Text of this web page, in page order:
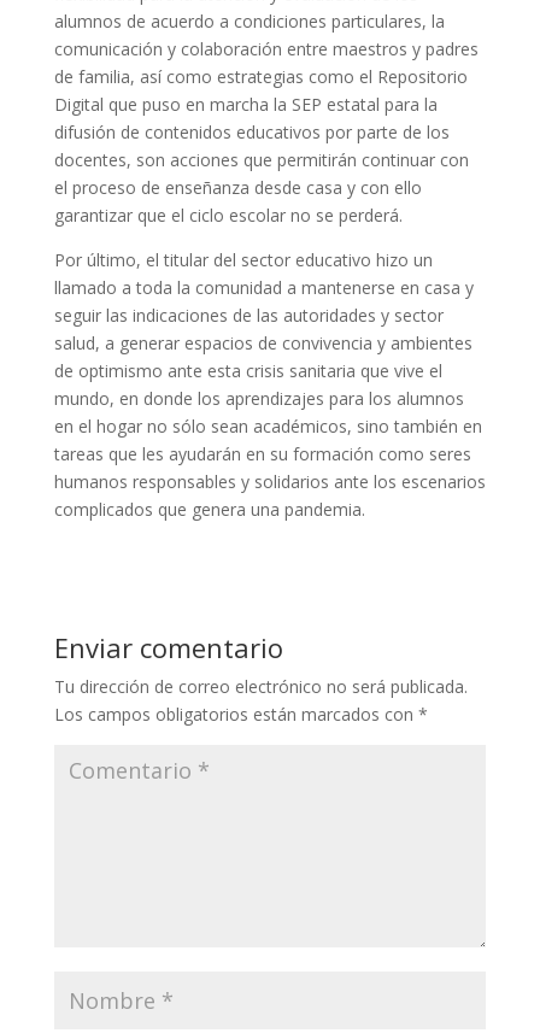
alumnos de acuerdo a condiciones particulares, la
comunicación y colaboración entre maestros y padres
de familia, así como estrategias como el Repositorio
Digital que puso en marcha la SEP estatal para la
difusión de contenidos educativos por parte de los
docentes, son acciones que permitirán continuar con
el proceso de enseñanza desde casa y con ello
garantizar que el ciclo escolar no se perderá.
Por último, el titular del sector educativo hizo un
llamado a toda la comunidad a mantenerse en casa y
seguir las indicaciones de las autoridades y sector
salud, a generar espacios de convivencia y ambientes
de optimismo ante esta crisis sanitaria que vive el
mundo, en donde los aprendizajes para los alumnos
en el hogar no sólo sean académicos, sino también en
tareas que les ayudarán en su formación como seres
humanos responsables y solidarios ante los escenarios
complicados que genera una pandemia.
Enviar comentario
Tu dirección de correo electrónico no será publicada.
Los campos obligatorios están marcados con *